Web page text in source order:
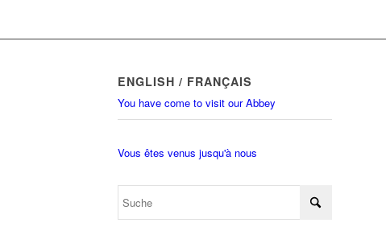
ENGLISH / FRANÇAIS
You have come to visit our Abbey
Vous êtes venus jusqu'à nous